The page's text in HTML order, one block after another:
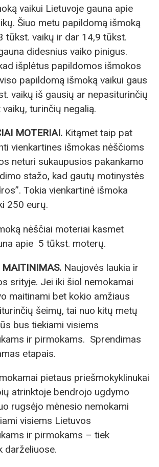
vaikui Lietuvoje gauna apie
Šiuo metu papildomą išmoką
tūkst. vaikų ir dar 14,9 tūkst.
didesnius vaiko pinigus.
išplėtus papildomos išmokos
papildomą išmoką vaikui gaus
vaikų iš gausių ar nepasiturinčių
turinčių negalią.
MOTERIAI. Kitąmet taip pat
vienkartines išmokas nėščioms
neturi sukaupusios pakankamo
stažo, kad gautų motinystės
Tokia vienkartinė išmoka
250 eurų.
nėščiai moteriai kasmet
apie 5 tūkst. moterų.
Naujovės laukia ir
srityje. Jei iki šiol nemokamai
maitinami bet kokio amžiaus
šeimų, tai nuo kitų metų
bus tiekiami visiems
ir pirmokams. Sprendimas
etapais.
pietaus priešmokyklinukai
atrinktoje bendrojo ugdymo
rugsėjo mėnesio nemokami
visiems Lietuvos
ir pirmokams – tiek
darželiuose.